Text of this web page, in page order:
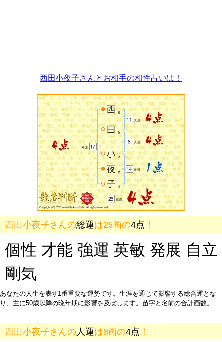
西田小夜子さんとお相手の相性占いは！
西田小夜子さんの総運は25画の4点 ！
個性 才能 強運 英敏 発展 自立
剛気
あなたの人生を表す1番重要な運勢です。生涯を通じて影響する総合運とな
り、主に50歳以降の晩年期に影響を及ぼします。苗字と名前の合計画数。
西田小夜子さんの 人運は8画の4点 ！